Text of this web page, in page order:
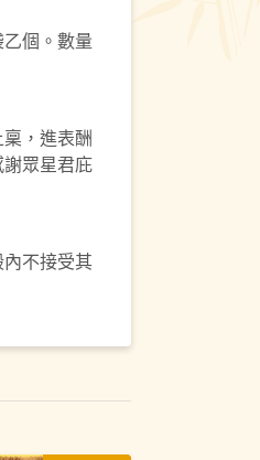
個。數量
，進表酬
眾星君庇
不接受其